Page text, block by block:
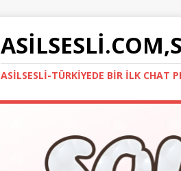
ASILSESLI-TÜRKIYEDE BIR İLK CHAT